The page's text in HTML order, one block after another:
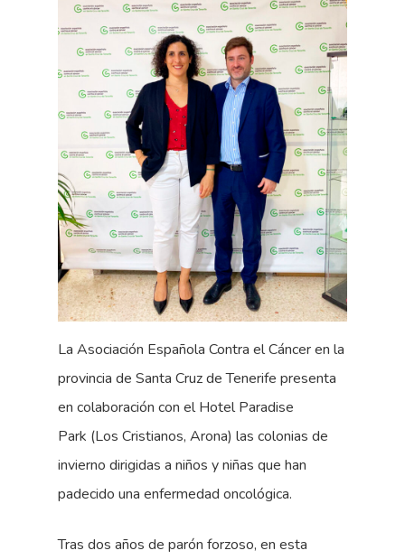
La Asociación Española Contra el Cáncer en la
provincia de Santa Cruz de Tenerife presenta
en colaboración con el Hotel Paradise
Park (Los Cristianos, Arona) las colonias de
invierno dirigidas a niños y niñas que han
padecido una enfermedad oncológica.
Tras dos años de parón forzoso, en esta